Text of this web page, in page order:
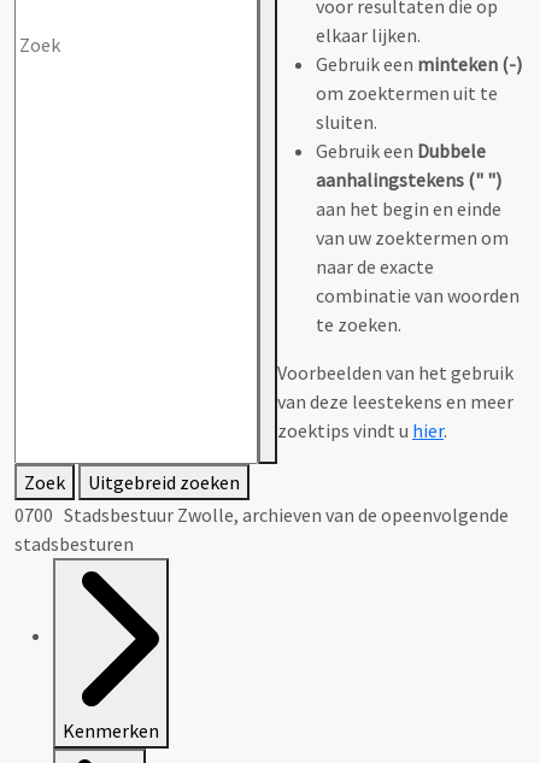
voor resultaten die op
elkaar lijken.
Gebruik een minteken (-)
om zoektermen uit te
sluiten.
Gebruik een Dubbele
aanhalingstekens (" ")
aan het begin en einde
van uw zoektermen om
naar de exacte
combinatie van woorden
te zoeken.
Voorbeelden van het gebruik
van deze leestekens en meer
zoektips vindt u hier.
Zoek
Uitgebreid zoeken
0700 Stadsbestuur Zwolle, archieven van de opeenvolgende
stadsbesturen
Kenmerken